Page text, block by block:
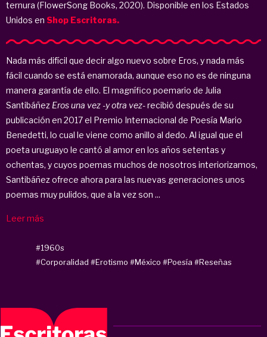
ternura (FlowerSong Books, 2020). Disponible en los Estados
Unidos en Shop Escritoras.
Nada más difícil que decir algo nuevo sobre Eros, y nada más
fácil cuando se está enamorada, aunque eso no es de ninguna
manera garantía de ello. El magnífico poemario de Julia
Santibáñez Eros una vez -y otra vez-recibió después de su
publicación en 2017 el Premio Internacional de Poesía Mario
Benedetti, lo cual le viene como anillo al dedo. Al igual que el
poeta uruguayo le cantó al amor en los años setentas y
ochentas, y cuyos poemas muchos de nosotros interiorizamos,
Santibáñez ofrece ahora para las nuevas generaciones unos
poemas muy pulidos, que a la vez son ...
Leer más
#1960s
#Corporalidad #Erotismo #México #Poesía #Reseñas